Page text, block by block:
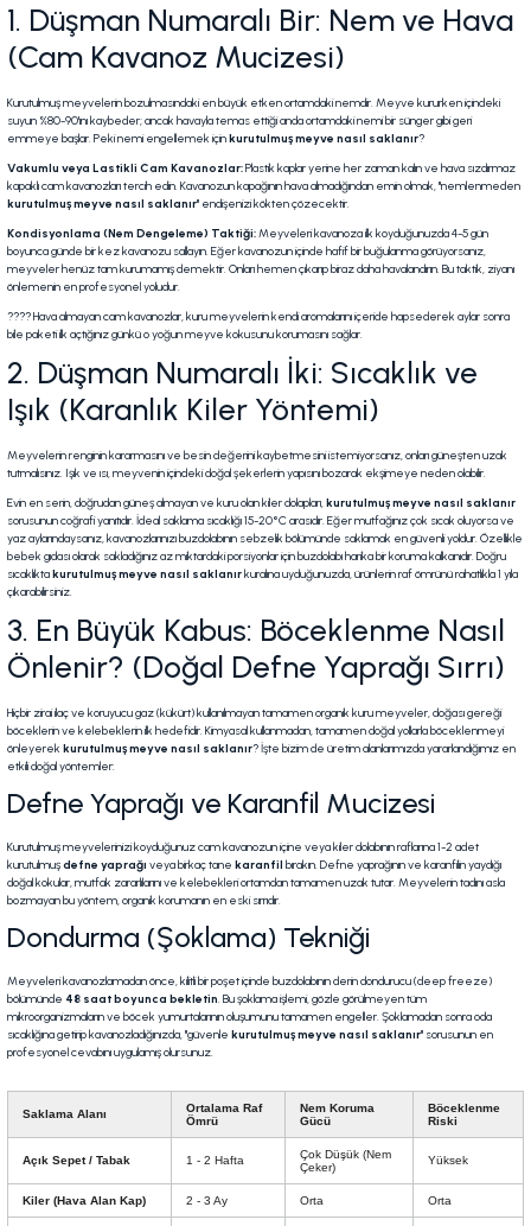
1. Düşman Numaralı Bir: Nem ve Hava
(Cam Kavanoz Mucizesi)
Kurutulmuş meyvelerin bozulmasındaki en büyük etken ortamdaki nemdir. Meyve kururken içindeki
suyun %80-90'ını kaybeder; ancak havayla temas ettiği anda ortamdaki nemi bir sünger gibi geri
emmeye başlar. Peki nemi engellemek içinkurutulmuş meyve nasıl saklanır?
Vakumlu veya Lastikli Cam Kavanozlar:Plastik kaplar yerine her zaman kalın ve hava sızdırmaz
kapaklı cam kavanozları tercih edin. Kavanozun kapağının hava almadığından emin olmak, "nemlenmeden
kurutulmuş meyve nasıl saklanır" endişenizi kökten çözecektir.
Kondisyonlama (Nem Dengeleme) Taktiği:Meyveleri kavanoza ilk koyduğunuzda 4-5 gün
boyunca günde bir kez kavanozu sallayın. Eğer kavanozun içinde hafif bir buğulanma görüyorsanız,
meyveler henüz tam kurumamış demektir. Onları hemen çıkarıp biraz daha havalandırın. Bu taktik, ziyanı
önlemenin en profesyonel yoludur.
???? Hava almayan cam kavanozlar, kuru meyvelerin kendi aromalarını içeride hapsederek aylar sonra
bile paketi ilk açtığınız günkü o yoğun meyve kokusunu korumasını sağlar.
2. Düşman Numaralı İki: Sıcaklık ve
Işık (Karanlık Kiler Yöntemi)
Meyvelerin renginin kararmasını ve besin değerini kaybetmesini istemiyorsanız, onları güneşten uzak
tutmalısınız. Işık ve ısı, meyvenin içindeki doğal şekerlerin yapısını bozarak ekşimeye neden olabilir.
Evin en serin, doğrudan güneş almayan ve kuru olan kiler dolapları,kurutulmuş meyve nasıl saklanır
sorusunun coğrafi yanıtıdır. İdeal saklama sıcaklığı 15-20°C arasıdır. Eğer mutfağınız çok sıcak oluyorsa ve
yaz aylarındaysanız, kavanozlarınızı buzdolabının sebzelik bölümünde saklamak en güvenli yoldur. Özellikle
bebek gıdası olarak sakladığınız az miktardaki porsiyonlar için buzdolabı harika bir koruma kalkanıdır. Doğru
sıcaklıktakurutulmuş meyve nasıl saklanırkuralına uyduğunuzda, ürünlerin raf ömrünü rahatlıkla 1 yıla
çıkarabilirsiniz.
3. En Büyük Kabus: Böceklenme Nasıl
Önlenir? (Doğal Defne Yaprağı Sırrı)
Hiçbir zirai ilaç ve koruyucu gaz (kükürt) kullanılmayan tamamen organik kuru meyveler, doğası gereği
böceklerin ve kelebeklerin ilk hedefidir. Kimyasal kullanmadan, tamamen doğal yollarla böceklenmeyi
önleyerek kurutulmuş meyve nasıl saklanır? İşte bizim de üretim alanlarımızda yararlandığımız en
etkili doğal yöntemler:
Defne Yaprağı ve Karanfil Mucizesi
Kurutulmuş meyvelerinizi koyduğunuz cam kavanozun içine veya kiler dolabının raflarına 1-2 adet
kurutulmuşdefne yaprağı veya birkaç tane karanfil bırakın. Defne yaprağının ve karanfilin yaydığı
doğal kokular, mutfak zararlılarını ve kelebekleri ortamdan tamamen uzak tutar. Meyvelerin tadını asla
bozmayan bu yöntem, organik korumanın en eski sırrıdır.
Dondurma (Şoklama) Tekniği
Meyveleri kavanozlamadan önce, kilitli bir poşet içinde buzdolabının derin dondurucu (deep freeze)
bölümünde 48 saat boyunca bekletin. Bu şoklama işlemi, gözle görülmeyen tüm
mikroorganizmaların ve böcek yumurtalarının oluşumunu tamamen engeller. Şoklamadan sonra oda
sıcaklığına getirip kavanozladığınızda, "güvenle kurutulmuş meyve nasıl saklanır" sorusunun en
profesyonel cevabını uygulamış olursunuz.
Saklama Alanı
Ortalama Raf
Ömrü
Nem Koruma
Gücü
Böceklenme
Riski
Açık Sepet / Tabak 1 - 2 Hafta
Çok Düşük (Nem
Çeker)
Yüksek
Kiler (Hava Alan Kap) 2 - 3 Ay Orta Orta